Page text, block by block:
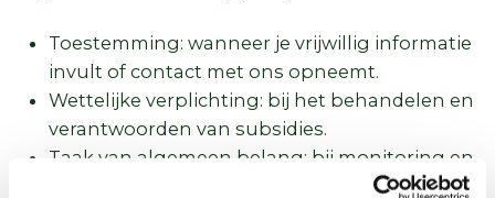
Toestemming: wanneer je vrijwillig informatie
invult of contact met ons opneemt.
Wettelijke verplichting: bij het behandelen en
verantwoorden van subsidies.
Taak van algemeen belang: bij monitoring en
beleidsontwikkeling voor de energietransitie.